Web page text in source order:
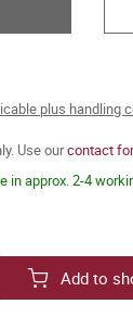
plus handling
Use ourcontact
in approx. 2-4
Add to